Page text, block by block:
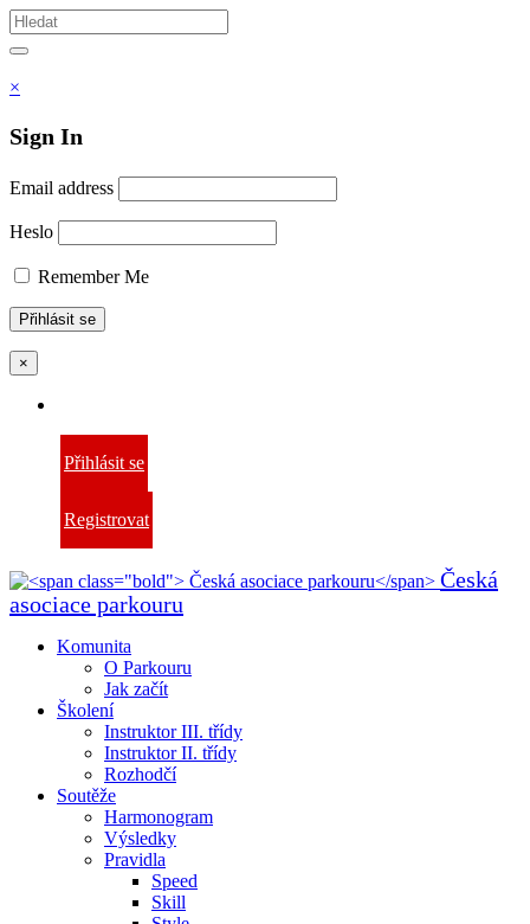
Vyhledávám
Hledat
×
Sign In
Email address
Heslo
Remember Me
×
Přihlásit se
Registrovat
Česká
asociace parkouru
Komunita
O Parkouru
Jak začít
Školení
Instruktor III. třídy
Instruktor II. třídy
Rozhodčí
Soutěže
Harmonogram
Výsledky
Pravidla
Speed
Skill